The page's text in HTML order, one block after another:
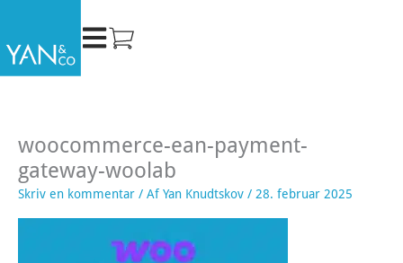
indholdet
woocommerce-ean-payment-
gateway-woolab
Skriv en kommentar / Af Yan Knudtskov / 28. februar 2025